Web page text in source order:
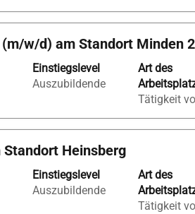
w/d) am Standort Minden
Einstiegslevel
Auszubildende
Art des
Tätigkeit
Heinsberg
Einstiegslevel
Auszubildende
Art des
Tätigkeit